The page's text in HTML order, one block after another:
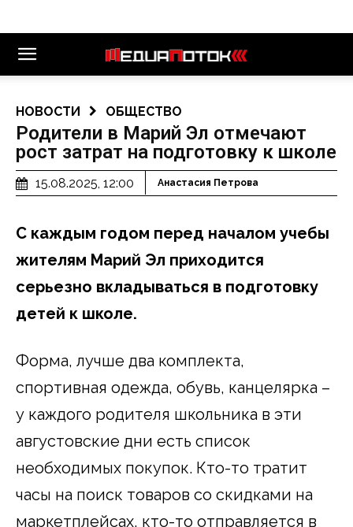
НОВОСТИ ОБЩЕСТВО
Родители в Марий Эл отмечают
рост затрат на подготовку к школе
15.08.2025, 12:00 Анастасия Петрова
С каждым годом перед началом учебы
жителям Марий Эл приходится
серьезно вкладываться в подготовку
детей к школе.
Форма, лучше два комплекта,
спортивная одежда, обувь, канцелярка –
у каждого родителя школьника в эти
августовские дни есть список
необходимых покупок. Кто-то тратит
часы на поиск товаров со скидками на
маркетплейсах, кто-то отправляется в